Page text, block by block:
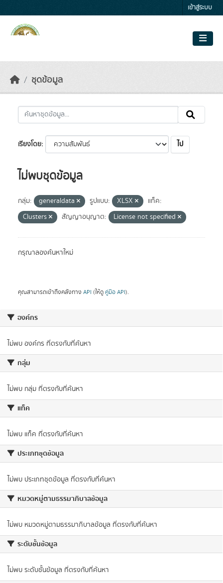
เข้าสู่ระบบ
ชุดข้อมูล
องค์กร
ไม่พบ องค์กร ที่ตรงกับที่ค้นหา
กลุ่ม
ไม่พบ กลุ่ม ที่ตรงกับที่ค้นหา
แท็ค
ไม่พบ แท็ค ที่ตรงกับที่ค้นหา
ประเภทชุดข้อมูล
ไม่พบ ประเภทชุดข้อมูล ที่ตรงกับที่ค้นหา
หมวดหมู่ตามธรรมาภิบาลข้อมูล
ไม่พบ หมวดหมู่ตามธรรมาภิบาลข้อมูล ที่ตรงกับที่ค้นหา
ระดับชั้นข้อมูล
ไม่พบ ระดับชั้นข้อมูล ที่ตรงกับที่ค้นหา
เรียงโดย ไป
ไม่พบชุดข้อมูล
กลุ่ม: generaldata รูปแบบ: XLSX
แท็ค:
Clusters
สัญญาอนุญาต: License not specified
กรุณาลองค้นหาใหม่
คุณสามารถเข้าถึงคลังทาง API (ให้ดู คู่มือ API).